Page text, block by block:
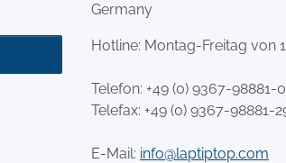
Germany
Hotline: Montag-Freitag von
Telefon: +49 (0) 9367-98881-0
Telefax: +49 (0) 9367-98881-
E-Mail: info@laptiptop.com